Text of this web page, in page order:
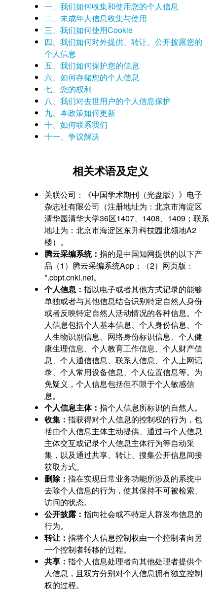
一、我们如何收集和使用您的个人信息
二、未成年人信息收集与使用
三、我们如何使用Cookie
四、我们如何对外提供、转让、公开披露您的
个人信息
五、我们如何保护您的信息
六、如何存储您的个人信息
七、您的权利
八、我们对去世用户的个人信息保护
九、本政策如何更新
十、如何联系我们
十一、争议解决
相关术语及定义
关联公司：《中国学术期刊（光盘版）》电子
杂志社有限公司（注册地址为：北京市海淀区
清华园清华大学36区1407、1408、1409；联系
地址为：北京市海淀区东升科技园北领地A2
楼）。
腾云采编系统：指的是中国知网提供的以下产
品（1）腾云采编系统App；（2）网页版：
*.cbpt.cnki.net。
个人信息：指以电子或者其他方式记录的能够
单独或者与其他信息结合识别特定自然人身份
或者反映特定自然人活动情况的各种信息。个
人信息包括个人基本信息、个人身份信息、个
人生物识别信息、网络身份标识信息、个人健
康生理信息、个人教育工作信息、个人财产信
息、个人通信信息、联系人信息、个人上网记
录、个人常用设备信息、个人位置信息等。为
免疑义，个人信息包括但不限于个人敏感信
息。
个人信息主体：指个人信息所标识的自然人。
收集：指获得对个人信息的控制权的行为，包
括由个人信息主体主动提供、通过与个人信息
主体交互或记录个人信息主体行为等自动采
集，以及通过共享、转让、搜集公开信息间接
获取方式。
删除：指在实现日常业务功能所涉及的系统中
去除个人信息的行为，使其保持不可被检索、
访问的状态。
公开披露：指向社会或不特定人群发布信息的
行为。
转让：指将个人信息控制权由一个控制者向另
一个控制者转移的过程。
共享：指个人信息处理者向其他处理者提供个
人信息，且双方分别对个人信息拥有独立控制
权的过程。